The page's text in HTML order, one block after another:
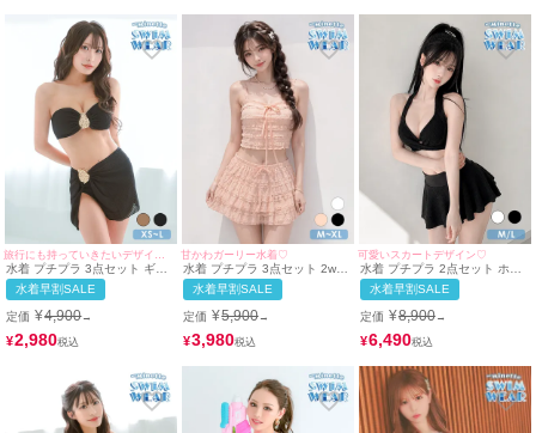
旅行にも持っていきたいデザイン♡
水着 プチプラ 3点セット ギャ
ル 2way 体型カバー バンドゥ
スカートタイプ 黒 ビキニ (ち
ぴたん着用/XS~Lサイズ対応) |
myMinette/マイミネット
水着早割SALE
定価 ¥4,900→
¥2,980
甘かわガーリー水着♡
水着 プチプラ 3点セット 2way
セット 体型カバー ハイウエス
ト フリル タンクトップ 脚カバ
ー シンプル ボトム リボン ス
カートタイプ ガーリー ピンク
ビキニ (M~XLサイズ対応) |
myMinette/マイミネット
水着早割SALE
定価 ¥5,900→
¥3,980
可愛いスカートデザイン♡
水着 プチプラ 2点セット ホル
ターネック 体型カバー ハイウ
エスト フリル 脚カバー シンプ
ル リボン スカートタイプ 黒
ブラック ビキニ (M~Lサイズ対
応) | myMinette/マイミネット
水着早割SALE
定価 ¥8,900→
¥6,490